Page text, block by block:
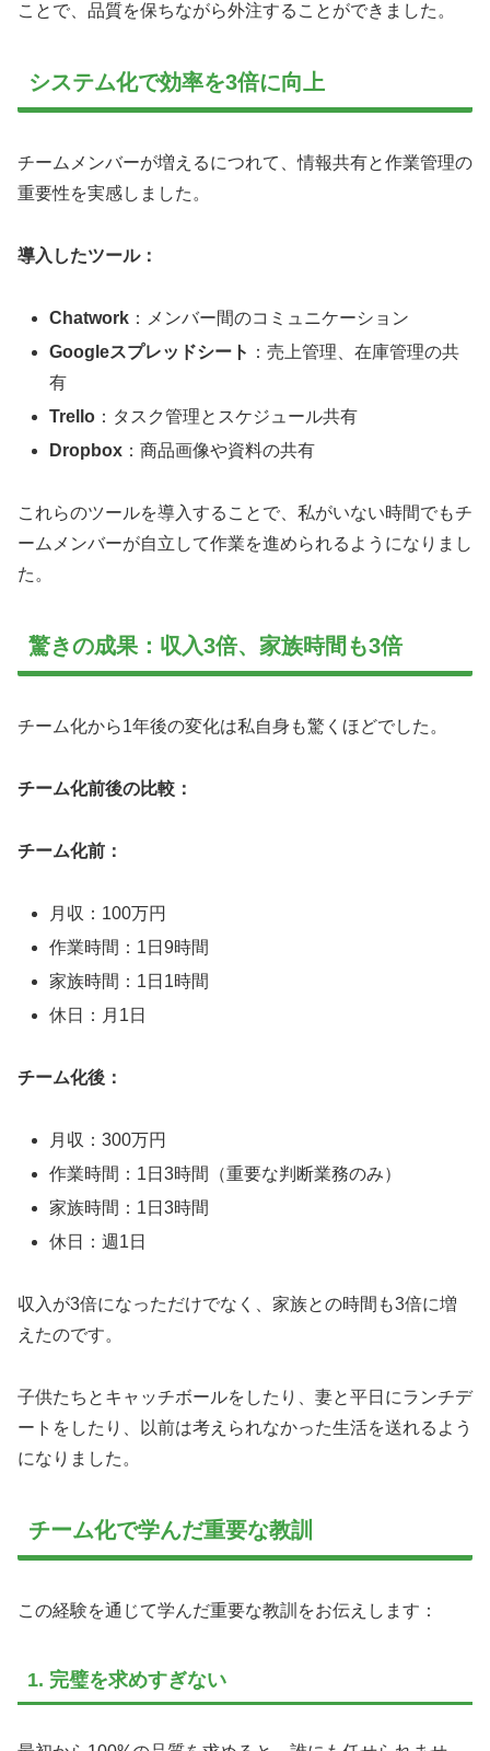
ことで、品質を保ちながら外注することができました。
システム化で効率を3倍に向上
チームメンバーが増えるにつれて、情報共有と作業管理の
重要性を実感しました。
導入したツール：
Chatwork ：メンバー間のコミュニケーション
Googleスプレッドシート ：売上管理、在庫管理の共
有
Trello ：タスク管理とスケジュール共有
Dropbox ：商品画像や資料の共有
これらのツールを導入することで、私がいない時間でもチ
ームメンバーが自立して作業を進められるようになりまし
た。
驚きの成果：収入3倍、家族時間も3倍
チーム化から1年後の変化は私自身も驚くほどでした。
チーム化前後の比較：
チーム化前：
月収：100万円
作業時間：1日9時間
家族時間：1日1時間
休日：月1日
チーム化後：
月収：300万円
作業時間：1日3時間（重要な判断業務のみ）
家族時間：1日3時間
休日：週1日
収入が3倍になっただけでなく、家族との時間も3倍に増
えたのです。
子供たちとキャッチボールをしたり、妻と平日にランチデ
ートをしたり、以前は考えられなかった生活を送れるよう
になりました。
チーム化で学んだ重要な教訓
この経験を通じて学んだ重要な教訓をお伝えします：
1. 完璧を求めすぎない